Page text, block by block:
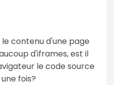
contenu d'une page
d'iframes, est il
le code source
fois?